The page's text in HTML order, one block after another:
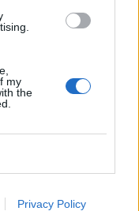
my
the
Privacy Policy